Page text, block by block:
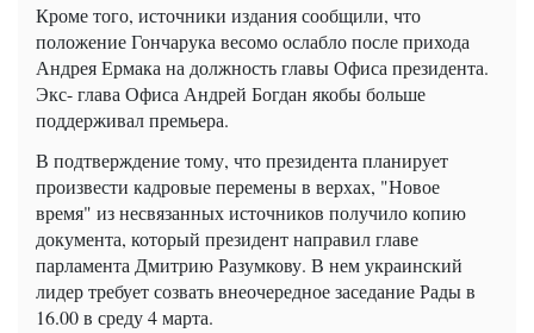
Кроме того, источники издания сообщили, что
положение Гончарука весомо ослабло после прихода
Андрея Ермака на должность главы Офиса президента.
Экс- глава Офиса Андрей Богдан якобы больше
поддерживал премьера.
В подтверждение тому, что президента планирует
произвести кадровые перемены в верхах, "Новое
время" из несвязанных источников получило копию
документа, который президент направил главе
парламента Дмитрию Разумкову. В нем украинский
лидер требует созвать внеочередное заседание Рады в
16.00 в среду 4 марта.